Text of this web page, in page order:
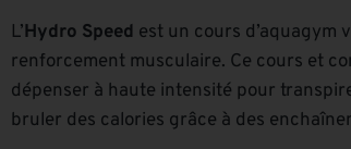
L’Hydro Speed est un cours d’aquagym
renforcement musculaire. Ce cours et
dépenser à haute intensité pour
bruler des calories grâce à des